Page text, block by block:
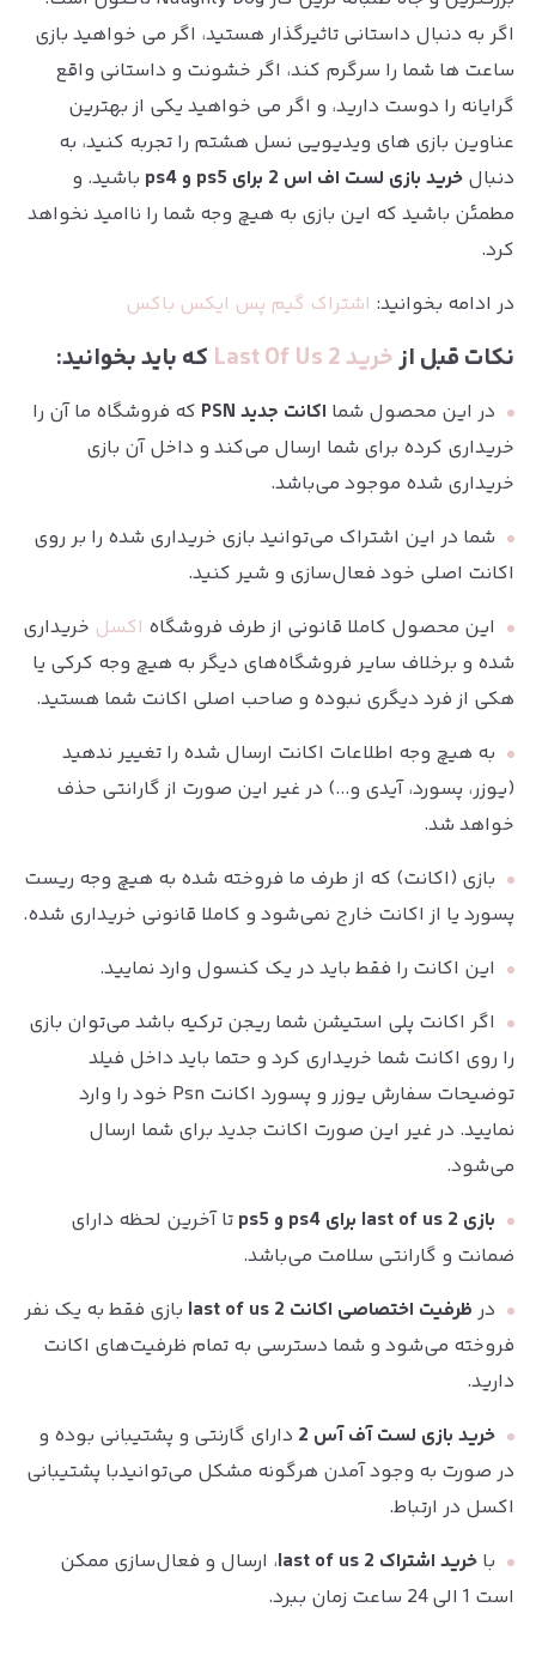
اگر به دنبال داستانی تاثیرگذار هستید، اگر می خواهید بازی
ساعت ها شما را سرگرم کند، اگر خشونت و داستانی واقع
گرایانه را دوست دارید، و اگر می خواهید یکی از بهترین
عناوین بازی های ویدیویی نسل هشتم را تجربه کنید، به
دنبال خرید بازی لست اف اس 2 برای ps5 و ps4
باشید. و
مطمئن باشید که این بازی به هیچ وجه شما را ناامید نخواهد
کرد.
در ادامه بخوانید: اشتراک گیم پس ایکس باکس
نکات قبل ازخرید Last Of Us 2 که باید بخوانید:
در این محصول شما اکانت جدید PSN
که فروشگاه ما آن را
خریداری کرده برای شما ارسال می‌کند و داخل آن بازی
خریداری شده موجود می‌باشد.
شما در این اشتراک می‌توانید بازی خریداری شده را بر روی
اکانت اصلی خود فعال‌سازی و شیر کنید.
این محصول کاملا قانونی از طرف فروشگاه اکسل خریداری
شده و برخلاف سایر فروشگاه‌های دیگر به هیچ وجه کرکی یا
هکی از فرد دیگری نبوده و صاحب اصلی اکانت شما هستید.
به هیچ وجه اطلاعات اکانت ارسال شده را تغییر ندهید
(یوزر، پسورد، آیدی و...) در غیر این صورت از گارانتی حذف
خواهد شد.
بازی (اکانت) که از طرف ما فروخته شده به هیچ وجه ریست
پسورد یا از اکانت خارج نمی‌شود و کاملا قانونی خریداری شده.
این اکانت را فقط باید در یک کنسول وارد نمایید.
اگر اکانت پلی استیشن شما ریجن ترکیه باشد می‌توان بازی
را روی اکانت شما خریداری کرد و حتما باید داخل فیلد
توضیحات سفارش یوزر و پسورد اکانت Psn خود را وارد
نمایید. در غیر این صورت اکانت جدید برای شما ارسال
می‌شود.
بازی last of us 2 برای ps4 و ps5
تا آخرین لحظه دارای
ضمانت و گارانتی سلامت می‌باشد.
در ظرفیت اختصاصی اکانت last of us 2
بازی فقط به یک نفر
فروخته می‌شود و شما دسترسی به تمام ظرفیت‌های اکانت
دارید.
خرید بازی لست آف آس 2
دارای گارنتی و پشتیبانی بوده و
در صورت به وجود آمدن هرگونه مشکل می‌توانیدبا پشتیبانی
اکسل در ارتباط.
با خرید اشتراک last of us 2
، ارسال و فعال‌سازی ممکن
است 1 الی 24 ساعت زمان ببرد.